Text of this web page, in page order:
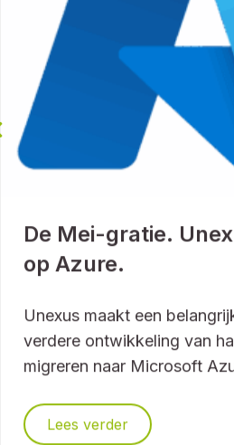
De Mei-gratie.
op Azure.
Unexus maakt een
verdere ontwikkeling van
migreren naar Microsoft
Lees verder